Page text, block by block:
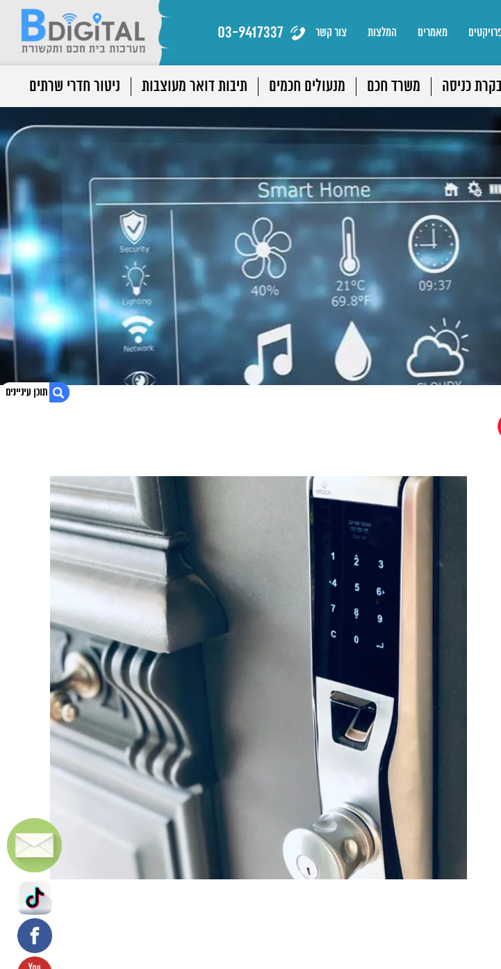
3. נגישות אתר
מאמרים המלצות צור קשר 03-9417337
כניסה משרד חכם מנעולים חכמים תיבות דואר מעוצבות ניטור חדרי שרתים